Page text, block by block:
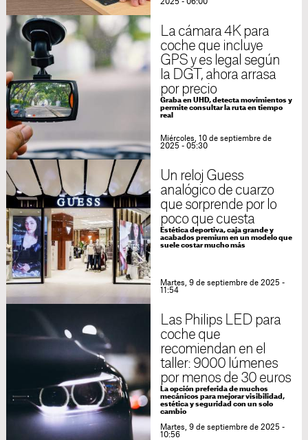
2025 - 06:00
La cámara 4K para
coche que incluye
GPS y es legal según
la DGT, ahora arrasa
por precio
Graba en UHD, detecta movimientos y
permite consultar la ruta en tiempo
real
Miércoles, 10 de septiembre de
2025 - 05:30
Un reloj Guess
analógico de cuarzo
que sorprende por lo
poco que cuesta
Estética deportiva, caja grande y
acabados premium en un modelo que
suele costar mucho más
Martes, 9 de septiembre de 2025 -
11:54
Las Philips LED para
coche que
recomiendan en el
taller: 9000 lúmenes
por menos de 30 euros
La opción preferida de muchos
mecánicos para mejorar visibilidad,
estética y seguridad con un solo
cambio
Martes, 9 de septiembre de 2025 -
10:56